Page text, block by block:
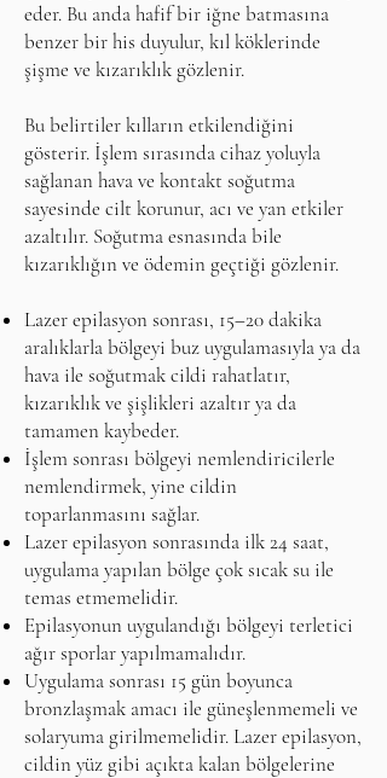
eder. Bu anda hafif bir iğne batmasına
benzer bir his duyulur, kıl köklerinde
şişme ve kızarıklık gözlenir.
Bu belirtiler kılların etkilendiğini
gösterir. İşlem sırasında cihaz yoluyla
sağlanan hava ve kontakt soğutma
sayesinde cilt korunur, acı ve yan etkiler
azaltılır. Soğutma esnasında bile
kızarıklığın ve ödemin geçtiği gözlenir.
Lazer epilasyon sonrası, 15–20 dakika
aralıklarla bölgeyi buz uygulamasıyla ya da
hava ile soğutmak cildi rahatlatır,
kızarıklık ve şişlikleri azaltır ya da
tamamen kaybeder.
İşlem sonrası bölgeyi nemlendiricilerle
nemlendirmek, yine cildin
toparlanmasını sağlar.
Lazer epilasyon sonrasında ilk 24 saat,
uygulama yapılan bölge çok sıcak su ile
temas etmemelidir.
Epilasyonun uygulandığı bölgeyi terletici
ağır sporlar yapılmamalıdır.
Uygulama sonrası 15 gün boyunca
bronzlaşmak amacı ile güneşlenmemeli ve
solaryuma girilmemelidir. Lazer epilasyon,
cildin yüz gibi açıkta kalan bölgelerine